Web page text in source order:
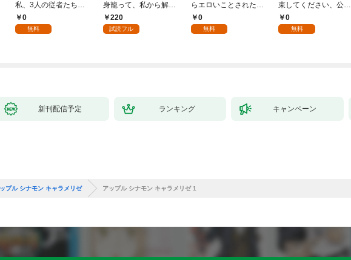
私、3人の従者たちに
抱かれて困ってます 第
1話
0
無料
身籠って、私から解放
してさしあげます！1
220
試読フル
らエロいことされた話
1 0
無料
束してください、公爵
様 1話
0
無料
新刊配信予定 ランキング キャンペーン
プル シナモン キャラメリゼ アップル シナモン キャラメリゼ 1